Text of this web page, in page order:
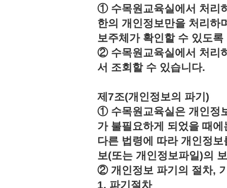
① 수목원교육실에서 처리
한의 개인정보만을 처리하
보주체가 확인할 수 있도
② 수목원교육실에서 처리
서 조회할 수 있습니다.
제7조(개인정보의 파기)
① 수목원교육실은 개인정
가 불필요하게 되었을 때
다른 법령에 따라 개인정
보(또는 개인정보파일)의
② 개인정보 파기의 절차,
1. 파기절차